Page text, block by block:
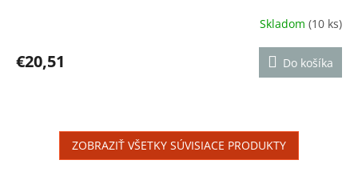
produktu
je
hviezdičiek.
Skladom(10 ks)
€20,51 Do košíka
ZOBRAZIŤ VŠETKY SÚVISIACE PRODUKTY